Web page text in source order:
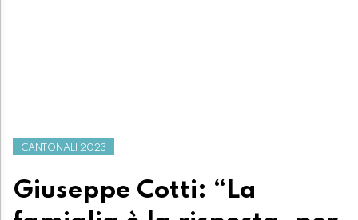
CANTONALI 2023
Giuseppe Cotti: “La